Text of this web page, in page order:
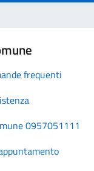
frequenti
0957051111